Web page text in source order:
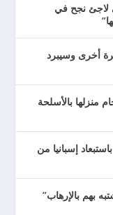
لاجئ نجح في
أخرى وسيبرد
20 عاماً واقتحام منزلها بالأسلحة
إسبانيا من
بهم بالإرهاب”